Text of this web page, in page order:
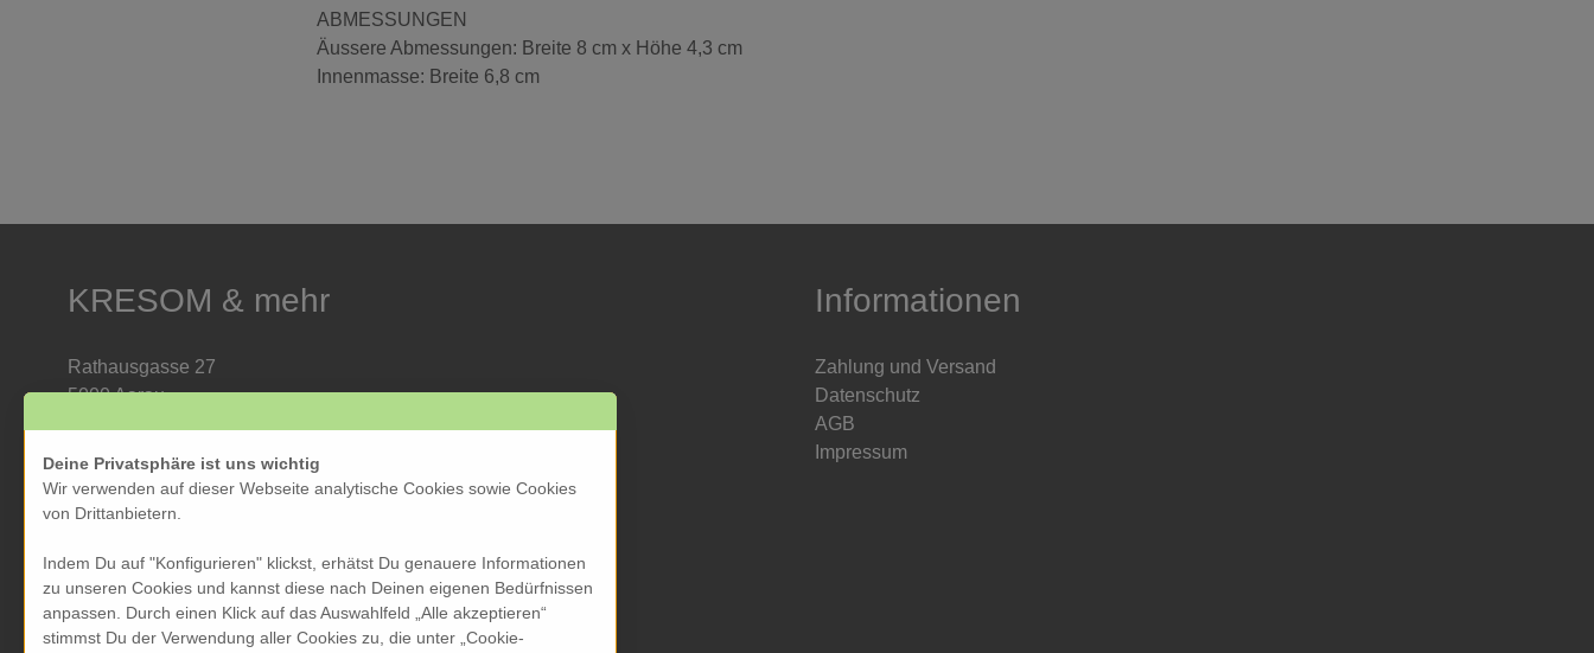
ABMESSUNGEN
Äussere Abmessungen: Breite 8 cm x Höhe 4,3 cm
Innenmasse: Breite 6,8 cm
KRESOM & mehr
Rathausgasse 27
5000 Aarau
Öffnungszeiten Laden:
Samstag: 09.30 bis 17.00 Uhr
Sonntag & Montag geschlossen
Informationen
Zahlung und Versand
Datenschutz
AGB
Impressum
Deine Privatsphäre ist uns wichtig
Wir verwenden auf dieser Webseite analytische Cookies sowie Cookies
von Drittanbietern.
Indem Du auf "Konfigurieren" klickst, erhätst Du genauere Informationen
zu unseren Cookies und kannst diese nach Deinen eigenen Bedürfnissen
anpassen. Durch einen Klick auf das Auswahlfeld „Alle akzeptieren“
stimmst Du der Verwendung aller Cookies zu, die unter „Cookie-